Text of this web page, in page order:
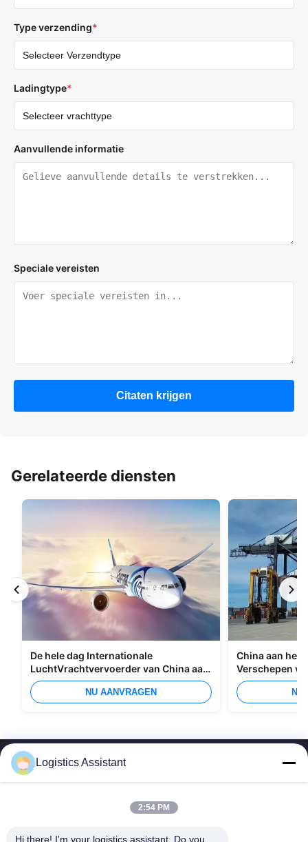
Type verzending*
Ladingtype*
Aanvullende informatie
Speciale vereisten
Citaten krijgen
Gerelateerde diensten
De hele dag Internationale
LuchtVrachtvervoerder van China aan
Manilla
NU AANVRAGEN
China aan het
Verschepen
Overzees
NU
Logistics Assistant
2:54 PM
Hi there! I'm your logistics assistant. Do you